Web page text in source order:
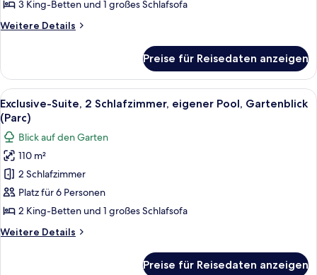
anzeigen
3 King-Betten und 1 großes Schlafsofa
Weitere Details
Weitere
Suite,
3 Schlafzimmer,
Terrasse,
Seeblick
Preise für Reisedaten anzeigen
Alle
Fotos
für
Exclusive-
Suite,
2 Schlafzimmer,
eigener
Pool,
Gartenblick
(Parc)
Ein rechteckiger Pool mit
16
Exclusive-Suite, 2 Schlafzimmer, eigener Pool, Gartenblick
(Parc)
Blick auf den Garten
110 m²
2 Schlafzimmer
Platz für 6 Personen
2 King-Betten und 1 großes Schlafsofa
Weitere Details
Weitere
Preise für Reisedaten anzeigen